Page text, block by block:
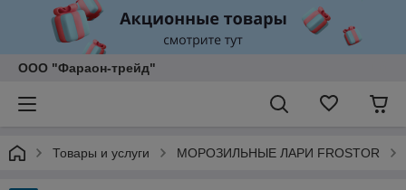
ООО "Фараон-трейд"
Товары и услуги МОРОЗИЛЬНЫЕ ЛАРИ FROSTOR